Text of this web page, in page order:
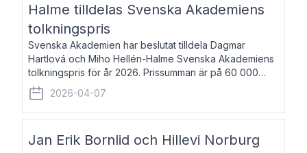
Halme tilldelas Svenska Akademiens
tolkningspris
Svenska Akademien har beslutat tilldela Dagmar
Hartlová och Miho Hellén-Halme Svenska Akademiens
tolkningspris för år 2026. Prissumman är på 60 000
kronor var. Dagmar Hartlová, född 1951, översätter
huvudsakligen från svenska till tjeckiska
2026-04-07
Jan Erik Bornlid och Hillevi Norburg